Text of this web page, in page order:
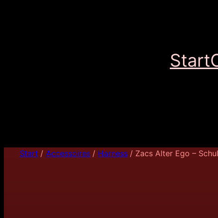
Start
Start / Accessoires / Harness / Zacs Alter Ego –